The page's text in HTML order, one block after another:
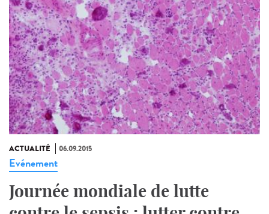
ACTUALITÉ 06.09.2015
Evénement
Journée mondiale de lutte